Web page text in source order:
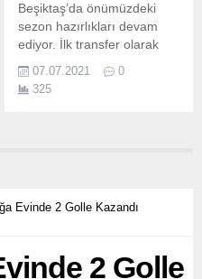
Beşiktaş’da önümüzdeki
sezon hazırlıkları devam
ediyor. İlk transfer olarak
katmayı başaran Beşiktaş
kadrodaki diğer eksikleri de
sözleşme yeniledi siyah
sözleşme imzalandı.
07.07.2021
0
325
Evinde 2 Golle Kazandı
2 Golle